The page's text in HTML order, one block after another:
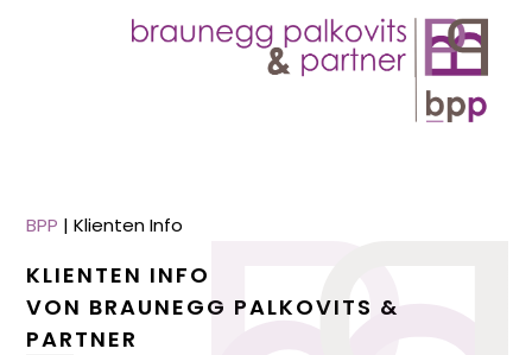
BPP |Klienten Info
KLIENTEN INFO
VON BRAUNEGG PALKOVITS &
PARTNER